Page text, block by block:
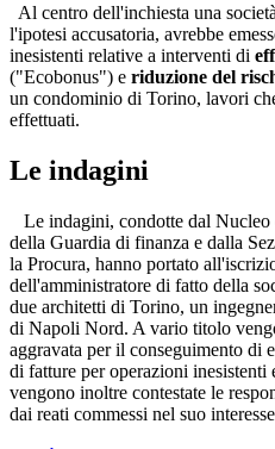
Al centro dell'inchiesta una
l'ipotesi accusatoria, avrebbe
inesistenti relative a interventi di
("Ecobonus") e riduzione del
un condominio di Torino, lavori
effettuati.
Le indagini
Le indagini, condotte dal
della Guardia di finanza e dalla
la Procura, hanno portato
dell'amministratore di fatto della
due architetti di Torino, un
di Napoli Nord. A vario titolo
aggravata per il conseguimento di
di fatture per operazioni
vengono inoltre contestate le
dai reati commessi nel suo